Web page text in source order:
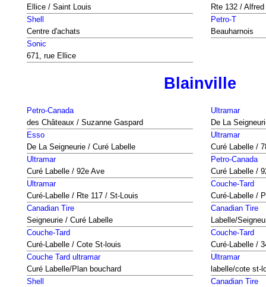
Ellice / Saint Louis
Rte 132 /
Shell
Centre d'achats
Petro-T
Beauharnois
Sonic
671, rue Ellice
Blainville
Petro-Canada
des Châteaux / Suzanne Gaspard
Ultramar
De La
Esso
De La Seigneurie / Curé Labelle
Ultramar
Curé Labelle /
Ultramar
Curé Labelle / 92e Ave
Petro-Canada
Curé Labelle /
Ultramar
Curé-Labelle / Rte 117 / St-Louis
Couche-Tard
Curé-Labelle /
Canadian Tire
Seigneurie / Curé Labelle
Canadian Tire
Labelle/
Couche-Tard
Curé-Labelle / Cote St-louis
Couche-Tard
Curé-Labelle /
Couche Tard ultramar
Curé Labelle/Plan bouchard
Ultramar
labelle/cote st-
Shell
Canadian Tire